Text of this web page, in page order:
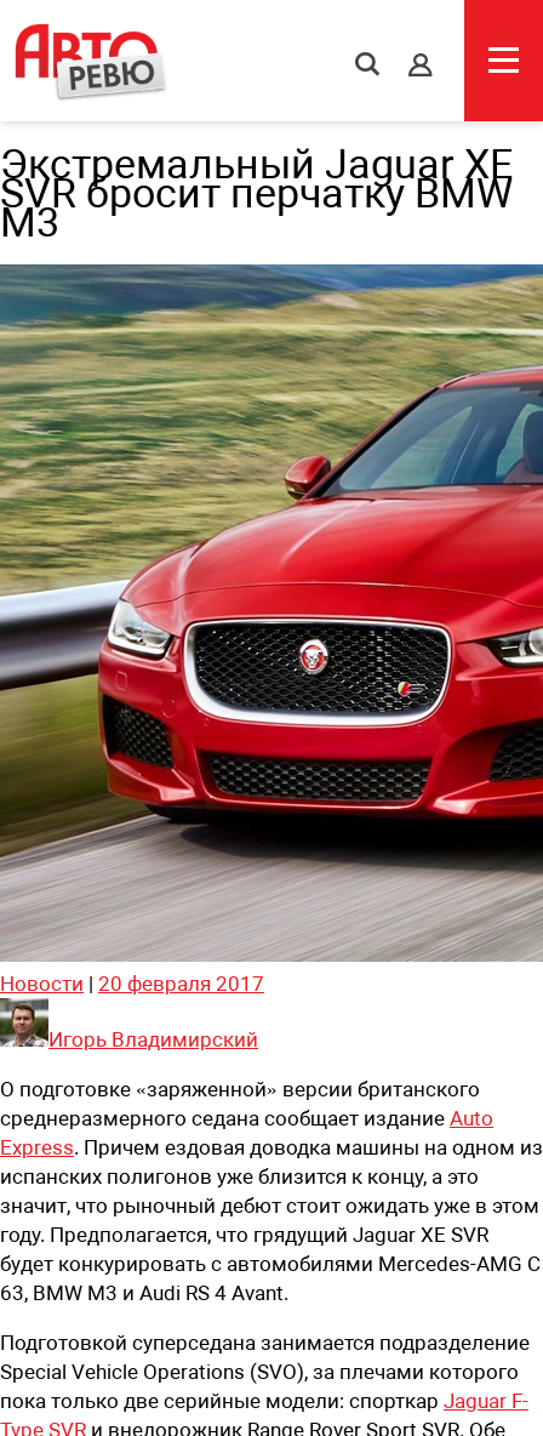
s
Экстремальный Jaguar XE
SVR бросит перчатку BMW
M3
Новости | 20 февраля 2017
Игорь Владимирский
О подготовке «заряженной» версии британского
среднеразмерного седана сообщает издание Auto
Express. Причем ездовая доводка машины на одном из
испанских полигонов уже близится к концу, а это
значит, что рыночный дебют стоит ожидать уже в этом
году. Предполагается, что грядущий Jaguar XE SVR
будет конкурировать с автомобилями Mercedes-AMG C
63, BMW M3 и Audi RS 4 Avant.
Подготовкой суперседана занимается подразделение
Special Vehicle Operations (SVO), за плечами которого
пока только две серийные модели: спорткар Jaguar F-
Type SVR и внедорожник Range Rover Sport SVR. Обе